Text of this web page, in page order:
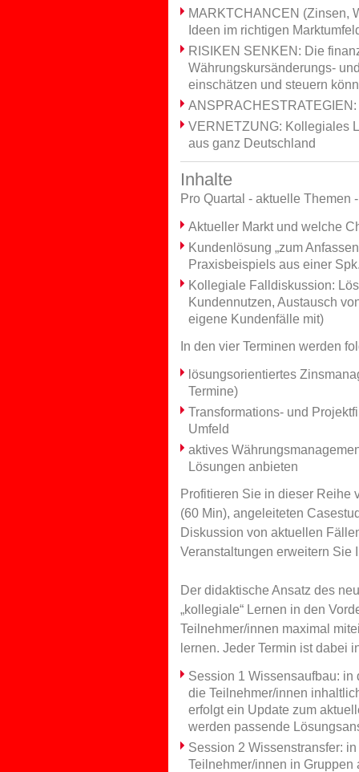
MARKTCHANCEN (Zinsen,
Ideen im richtigen
RISIKEN SENKEN: Die
Währungskursänderungs-
einschätzen und steuern
ANSPRACHESTRATEGIEN:
VERNETZUNG: Kollegiales
aus ganz Deutschland
Inhalte
Pro Quartal - aktuelle Themen
Aktueller Markt und welche
Kundenlösung „zum
Praxisbeispiels aus einer
Kollegiale Falldiskussion:
Kundennutzen, Austausch
eigene Kundenfälle mit)
In den vier Terminen werden
lösungsorientiertes
Termine)
Transformations- und
Umfeld
aktives
Lösungen anbieten
Profitieren Sie in dieser Reihe
(60 Min), angeleiteten
Diskussion von aktuellen
Veranstaltungen erweitern Sie
Der didaktische Ansatz des
„kollegiale“ Lernen in den
Teilnehmer/innen maximal
lernen. Jeder Termin ist dabei
Session 1 Wissensaufbau: in
die Teilnehmer/innen
erfolgt ein Update zum
werden passende
Session 2 Wissenstransfer:
Teilnehmer/innen in